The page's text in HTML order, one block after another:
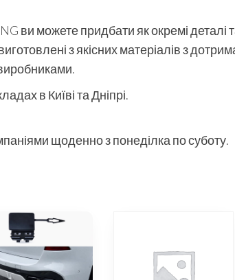
ви можете придбати як окремі деталі
з якісних матеріалів з
в Київі та Дніпрі.
щоденно з понеділка по суботу.